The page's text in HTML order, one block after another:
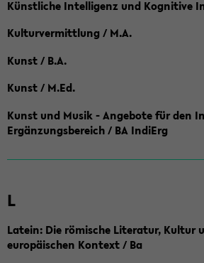
Künstliche Intelligenz und Kognitive
Kulturvermittlung / M.A.
Kunst / B.A.
Kunst / M.Ed.
Kunst und Musik - Angebote für den
Ergänzungsbereich / BA IndiErg
L
Latein: Die römische Literatur, Kultur
europäischen Kontext / Ba